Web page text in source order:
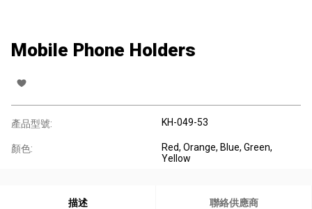
Mobile Phone Holders
產品型號: KH-049-53
顏色:
Red, Orange, Blue, Green,
Yellow
描述 聯絡供應商